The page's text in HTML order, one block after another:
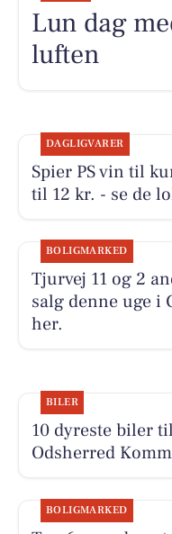
Lun dag
luften
DAGLIGVARER
Spier PS vin til
til 12 kr. - se de
BOLIGMARKED
Tjurvej 11 og 2
salg denne uge i
her.
BILER
10 dyreste biler
Odsherred
BOLIGMARKED